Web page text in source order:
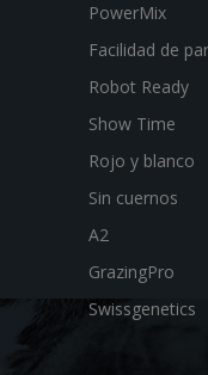
PowerMix
Facilidad de
Robot Ready
Show Time
Rojo y blanco
Sin cuernos
A2
GrazingPro
Swissgenetics